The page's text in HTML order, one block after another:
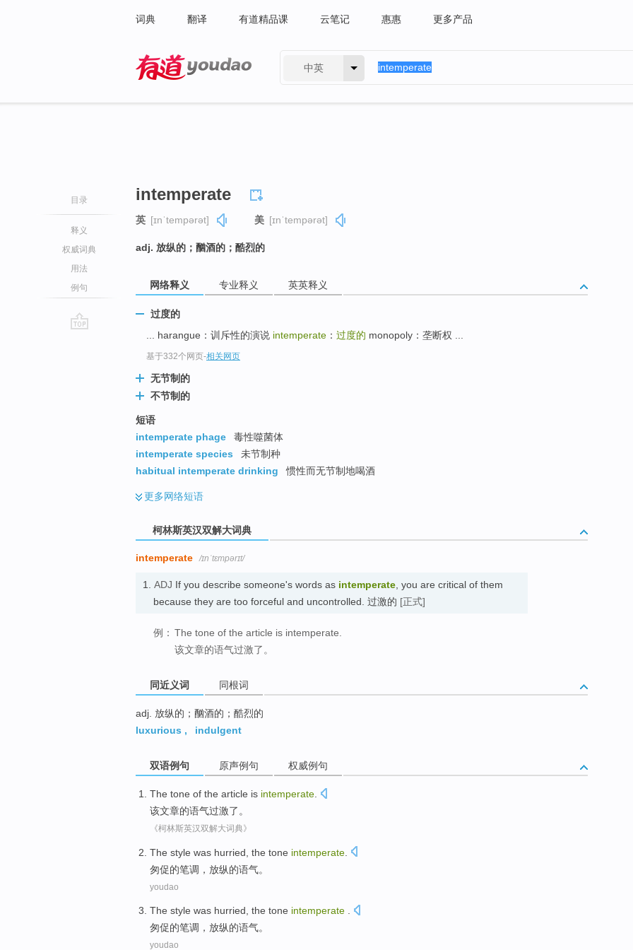
词典 翻译 有道精品课 云笔记 惠惠 更多产品
中英
目录
释义
权威词典
用法
例句
intemperate
英 [ɪnˈtempərət] 美 [ɪnˈtempərət]
adj. 放纵的；酗酒的；酷烈的
网络释义 专业释义 英英释义
过度的
... harangue：训斥性的演说 intemperate ： 过度的 monopoly：垄断权 ...
基于332个网页-相关网页
无节制的
不节制的
短语
intemperate phage
毒性噬菌体
intemperate species
未节制种
habitual intemperate drinking
惯性而无节制地喝酒
更多网络短语
柯林斯英汉双解大词典
intemperate /ɪnˈtɛmpərɪt/
1. ADJ If you describe someone's words as intemperate, you are critical of them
because they are too forceful and uncontrolled. 过激的 [正式]
例： The tone of the article is intemperate.
该文章的语气过激了。
同近义词 同根词
adj. 放纵的；酗酒的；酷烈的
luxurious , indulgent
双语例句 原声例句 权威例句
The tone of the article is intemperate
该文章的语气过激了。
《柯林斯英汉双解大词典》
The style was hurried, the tone intemperate
匆促的笔调， 放纵的语气。
youdao
The style was hurried, the tone intemperate .
匆促的笔调， 放纵的语气。
youdao